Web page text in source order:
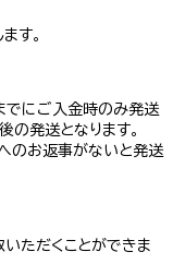
す。
でにご入金時のみ発送
の発送となります。
のお返事がないと発送
ただくことができま